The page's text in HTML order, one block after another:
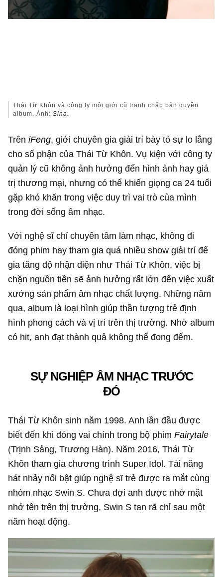
Thái Từ Khôn và công ty môi giới cũ tranh chấp bản quyền
album. Ảnh:Sina.
Trên iFeng, giới chuyên gia giải trí bày tỏ sự lo lắng
cho số phận của Thái Từ Khôn. Vụ kiện với công ty
quản lý cũ không ảnh hưởng đến hình ảnh hay giá
trị thương mại, nhưng có thể khiến giọng ca 24 tuổi
gặp khó khăn trong việc duy trì vai trò của mình
trong đời sống âm nhạc.
Với nghệ sĩ chỉ chuyên tâm làm nhạc, không đi
đóng phim hay tham gia quá nhiều show giải trí để
gia tăng độ nhận diện như Thái Từ Khôn, việc bị
chặn nguồn tiền sẽ ảnh hưởng rất lớn đến việc xuất
xưởng sản phẩm âm nhạc chất lượng. Những năm
qua, album là loại hình giúp thần tượng trẻ định
hình phong cách và vị trí trên thị trường. Nhờ album
có hit, anh đạt thành quả không thể đong đếm.
SỰ NGHIỆP ÂM NHẠC TRƯỚC
ĐÓ
Thái Từ Khôn sinh năm 1998. Anh lần đầu được
biết đến khi đóng vai chính trong bộ phim Fairytale
(Trịnh Sảng, Trương Hàn). Năm 2016, Thái Từ
Khôn tham gia chương trình Super Idol. Tài năng
hát nhảy nổi bật giúp nghệ sĩ trẻ được ra mắt cùng
nhóm nhạc Swin S. Chưa đợi anh được nhớ mặt
nhớ tên trên thị trường, Swin S tan rã chỉ sau một
năm hoạt động.